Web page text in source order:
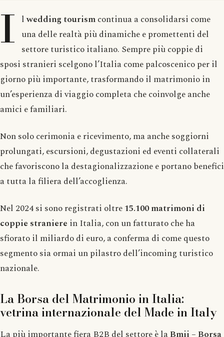
I lwedding tourismcontinua a consolidarsi come
una delle realtà più dinamiche e promettenti del
settore turistico italiano. Sempre più coppie di
sposi stranieri scelgono l’Italia come palcoscenico per il
giorno più importante, trasformando il matrimonio in
un’esperienza di viaggio completa che coinvolge anche
amici e familiari.
Non solo cerimonia e ricevimento, ma anche soggiorni
prolungati, escursioni, degustazioni ed eventi collaterali
che favoriscono la destagionalizzazione e portano benefici
a tutta la filiera dell’accoglienza.
Nel 2024 si sono registrati oltre15.100 matrimoni di
coppie straniere in Italia, con un fatturato che ha
sfiorato il miliardo di euro, a conferma di come questo
segmento sia ormai un pilastro dell’incoming turistico
nazionale.
La Borsa del Matrimonio in Italia:
vetrina internazionale del Made in Italy
La più importante fiera B2B del settore è laBmii – Borsa